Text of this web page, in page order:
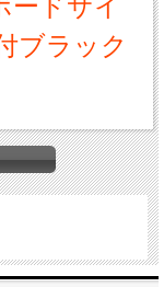
ブラック
り選択できます。
は送料別途4000円）